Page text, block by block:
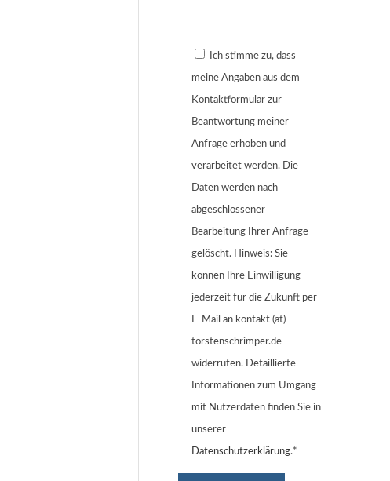
Ich stimme zu, dass
meine Angaben aus dem
Kontaktformular zur
Beantwortung meiner
Anfrage erhoben und
verarbeitet werden. Die
Daten werden nach
abgeschlossener
Bearbeitung Ihrer Anfrage
gelöscht. Hinweis: Sie
können Ihre Einwilligung
jederzeit für die Zukunft per
E-Mail an kontakt (at)
torstenschrimper.de
widerrufen. Detaillierte
Informationen zum Umgang
mit Nutzerdaten finden Sie in
unserer
Datenschutzerklärung.*